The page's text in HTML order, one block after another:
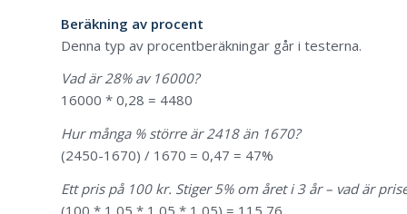
Beräkning av procent
Denna typ av procentberäkningar går i testerna.
Vad är 28% av 16000?
16000 * 0,28 = 4480
Hur många % större är 2418 än 1670?
(2450-1670) / 1670 = 0,47 = 47%
Ett pris på 100 kr. Stiger 5% om året i 3 år – vad är
(100 * 1,05 * 1,05 * 1,05) = 115,76.